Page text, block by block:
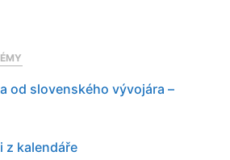
od slovenského vývojára –
z kalendáře